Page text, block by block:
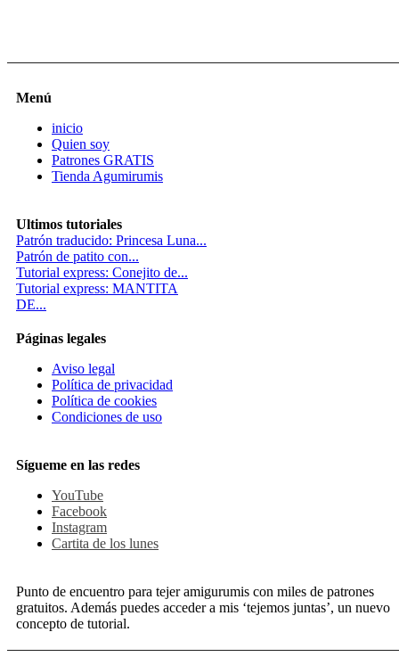
Menú
inicio
Quien soy
Patrones GRATIS
Tienda Agumirumis
Ultimos tutoriales
Patrón traducido: Princesa Luna...
Patrón de patito con...
Tutorial express: Conejito de...
Tutorial express: MANTITA
DE...
Páginas legales
Aviso legal
Política de privacidad
Política de cookies
Condiciones de uso
Sígueme en las redes
YouTube
Facebook
Instagram
Cartita de los lunes
Punto de encuentro para tejer amigurumis con miles de patrones
gratuitos. Además puedes acceder a mis ‘tejemos juntas’, un nuevo
concepto de tutorial.